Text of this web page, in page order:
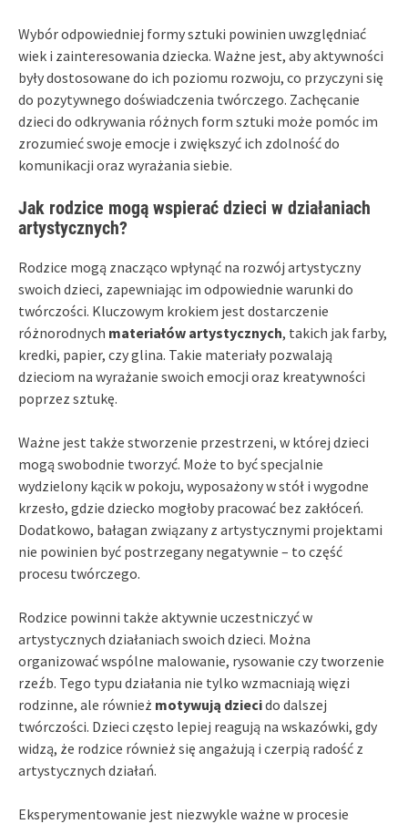
Wybór odpowiedniej formy sztuki powinien uwzględniać
wiek i zainteresowania dziecka. Ważne jest, aby aktywności
były dostosowane do ich poziomu rozwoju, co przyczyni się
do pozytywnego doświadczenia twórczego. Zachęcanie
dzieci do odkrywania różnych form sztuki może pomóc im
zrozumieć swoje emocje i zwiększyć ich zdolność do
komunikacji oraz wyrażania siebie.
Jak rodzice mogą wspierać dzieci w działaniach
artystycznych?
Rodzice mogą znacząco wpłynąć na rozwój artystyczny
swoich dzieci, zapewniając im odpowiednie warunki do
twórczości. Kluczowym krokiem jest dostarczenie
różnorodnych materiałów artystycznych, takich jak farby,
kredki, papier, czy glina. Takie materiały pozwalają
dzieciom na wyrażanie swoich emocji oraz kreatywności
poprzez sztukę.
Ważne jest także stworzenie przestrzeni, w której dzieci
mogą swobodnie tworzyć. Może to być specjalnie
wydzielony kącik w pokoju, wyposażony w stół i wygodne
krzesło, gdzie dziecko mogłoby pracować bez zakłóceń.
Dodatkowo, bałagan związany z artystycznymi projektami
nie powinien być postrzegany negatywnie – to część
procesu twórczego.
Rodzice powinni także aktywnie uczestniczyć w
artystycznych działaniach swoich dzieci. Można
organizować wspólne malowanie, rysowanie czy tworzenie
rzeźb. Tego typu działania nie tylko wzmacniają więzi
rodzinne, ale również motywują dziecido dalszej
twórczości. Dzieci często lepiej reagują na wskazówki, gdy
widzą, że rodzice również się angażują i czerpią radość z
artystycznych działań.
Eksperymentowanie jest niezwykle ważne w procesie